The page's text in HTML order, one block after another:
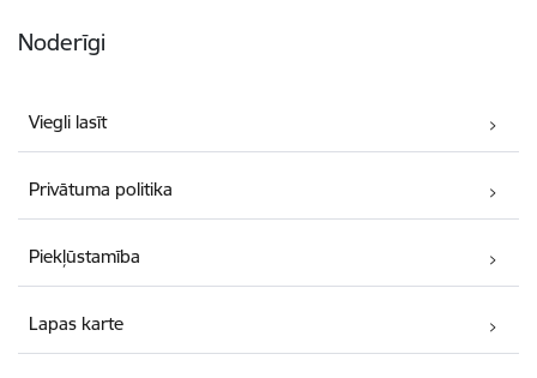
Noderīgi
Viegli lasīt
Privātuma politika
Piekļūstamība
Lapas karte